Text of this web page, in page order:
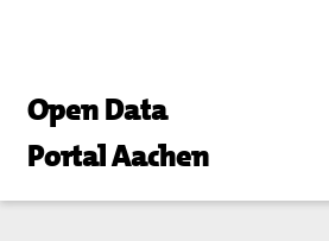
Open Data
Portal Aachen